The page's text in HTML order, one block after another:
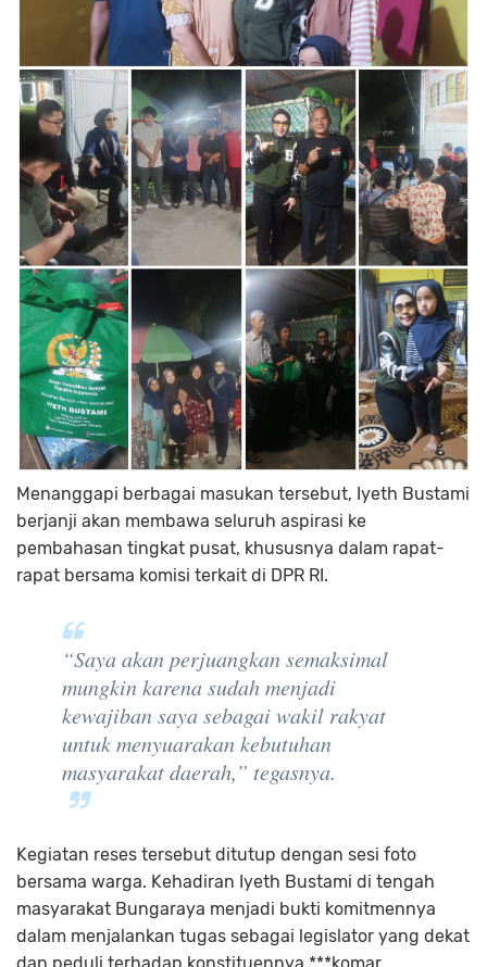
Menanggapi berbagai masukan tersebut, Iyeth Bustami
berjanji akan membawa seluruh aspirasi ke
pembahasan tingkat pusat, khususnya dalam rapat-
rapat bersama komisi terkait di DPR RI.
“Saya akan perjuangkan semaksimal
mungkin karena sudah menjadi
kewajiban saya sebagai wakil rakyat
untuk menyuarakan kebutuhan
masyarakat daerah,” tegasnya.
Kegiatan reses tersebut ditutup dengan sesi foto
bersama warga. Kehadiran Iyeth Bustami di tengah
masyarakat Bungaraya menjadi bukti komitmennya
dalam menjalankan tugas sebagai legislator yang dekat